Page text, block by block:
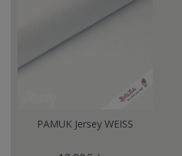
PAMUK Jersey WEISS